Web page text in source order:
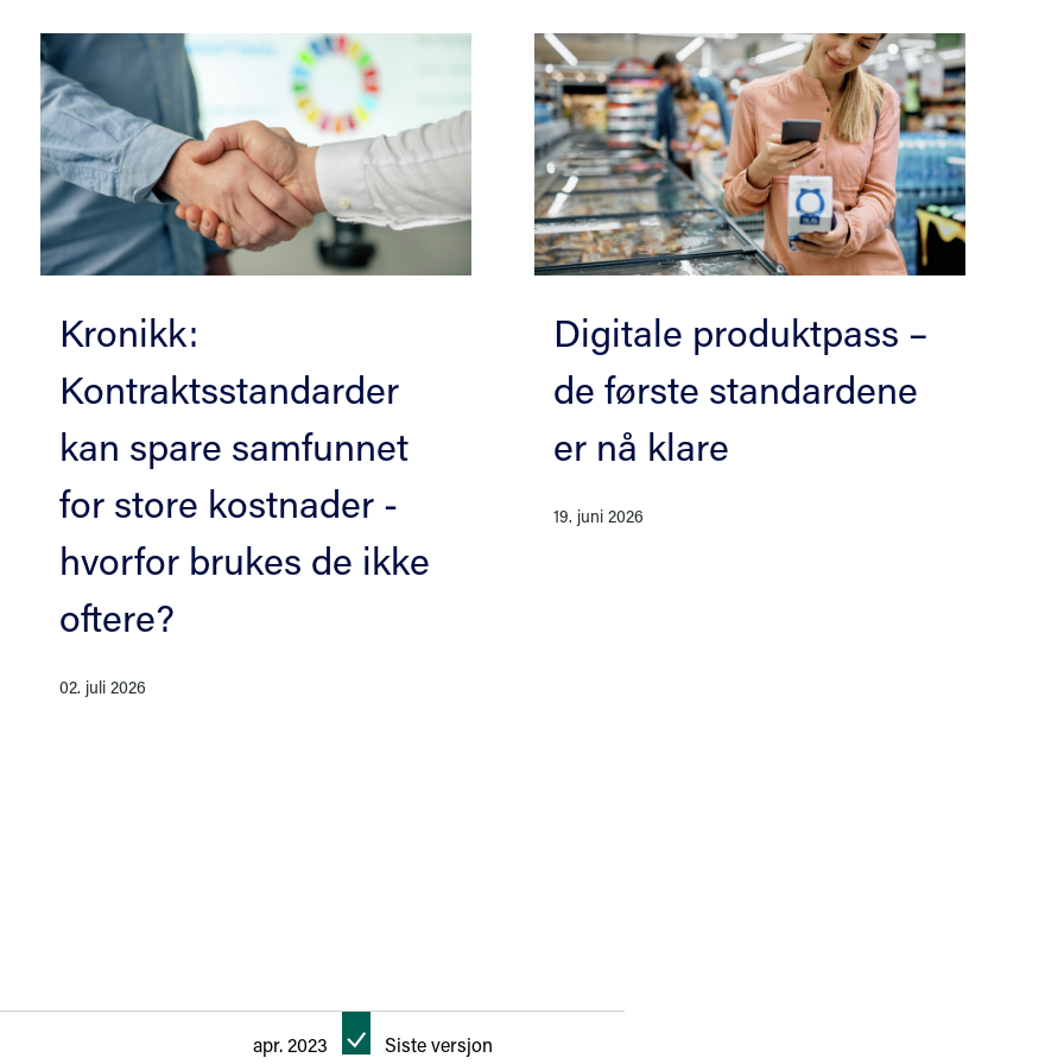
utgitt første gang i 1976, og standarden er utgitt i mange versjoner
årene. Dette kan du lese mer om i NS 3420-1, tillegg D Historikk og
Kronikk:
Kontraktsstandarder
kan spare samfunnet
for store kostnader -
hvorfor brukes de ikke
oftere?
02. juli 2026
Digitale produktpass –
de første standardene
er nå klare
19. juni 2026
apr. 2023 Siste versjon